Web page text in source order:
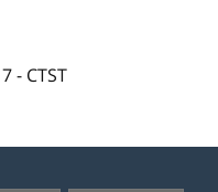
- CTST